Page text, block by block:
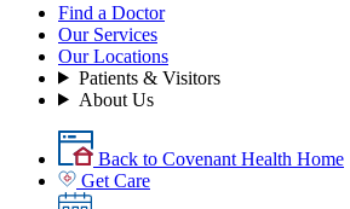
Find a Doctor
Our Services
Our Locations
Patients & Visitors
About Us
Back to Covenant Health Home
Get Care